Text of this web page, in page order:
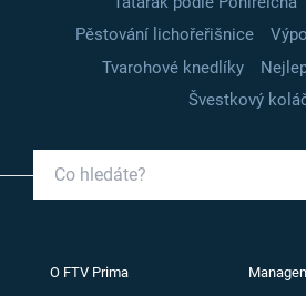
Pěstování lichořeřišnice
Tvarohové knedlíky
Švestkový
O FTV Prima